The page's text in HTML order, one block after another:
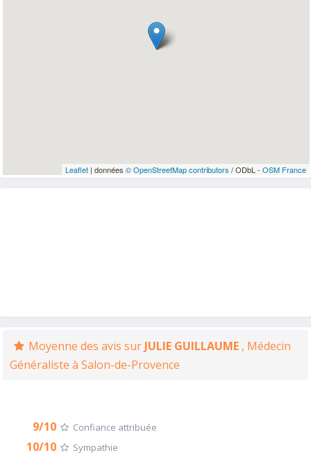
Leaflet| données © OpenStreetMap contributors / ODbL - OSM France
Moyenne des avis sur JULIE GUILLAUME , Médecin
Généraliste à Salon-de-Provence
9/10 Confiance attribuée
10/10 Sympathie